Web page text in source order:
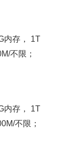
内存， 1T
不限；
内存， 1T
不限；